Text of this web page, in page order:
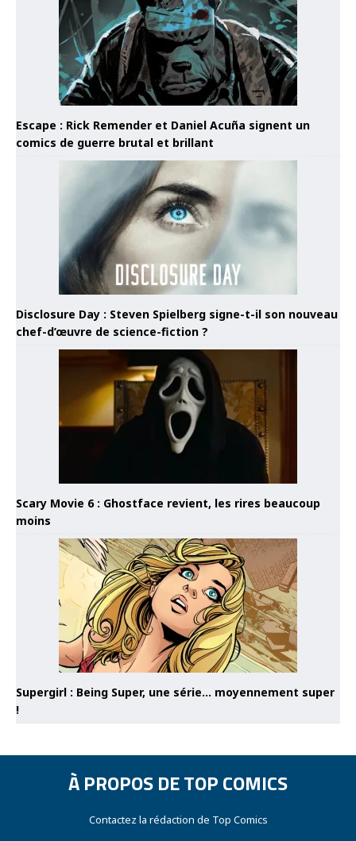
Escape : Rick Remender et Daniel Acuña signent un
comics de guerre brutal et brillant
Disclosure Day : Steven Spielberg signe-t-il son nouveau
chef-d’œuvre de science-fiction ?
Scary Movie 6 : Ghostface revient, les rires beaucoup
moins
Supergirl : Being Super, une série… moyennement super
!
À PROPOS DE TOP COMICS
Contactez la rédaction de Top Comics